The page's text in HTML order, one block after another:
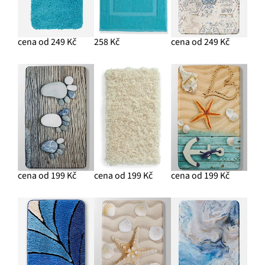
cena od 249 Kč 258 Kč cena od 249 Kč
cena od 199 Kč cena od 199 Kč cena od 199 Kč